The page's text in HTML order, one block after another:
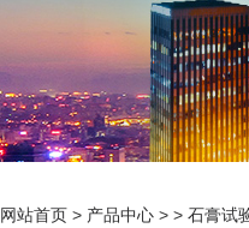
网站首页 > 产品中心 > > 石膏试